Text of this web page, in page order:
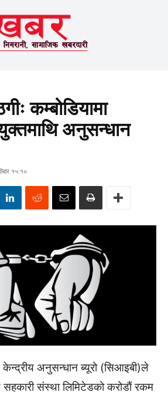
कम्बोडियामा
अनुसन्धान
१५:१०
अनुसन्धान ब्यूरो (सिआइबी)ले
संस्था लिमिटेडको करोडाैं रकम